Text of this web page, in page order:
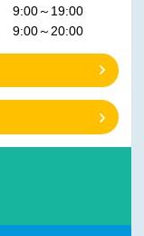
9:00～19:00
9:00～20:00